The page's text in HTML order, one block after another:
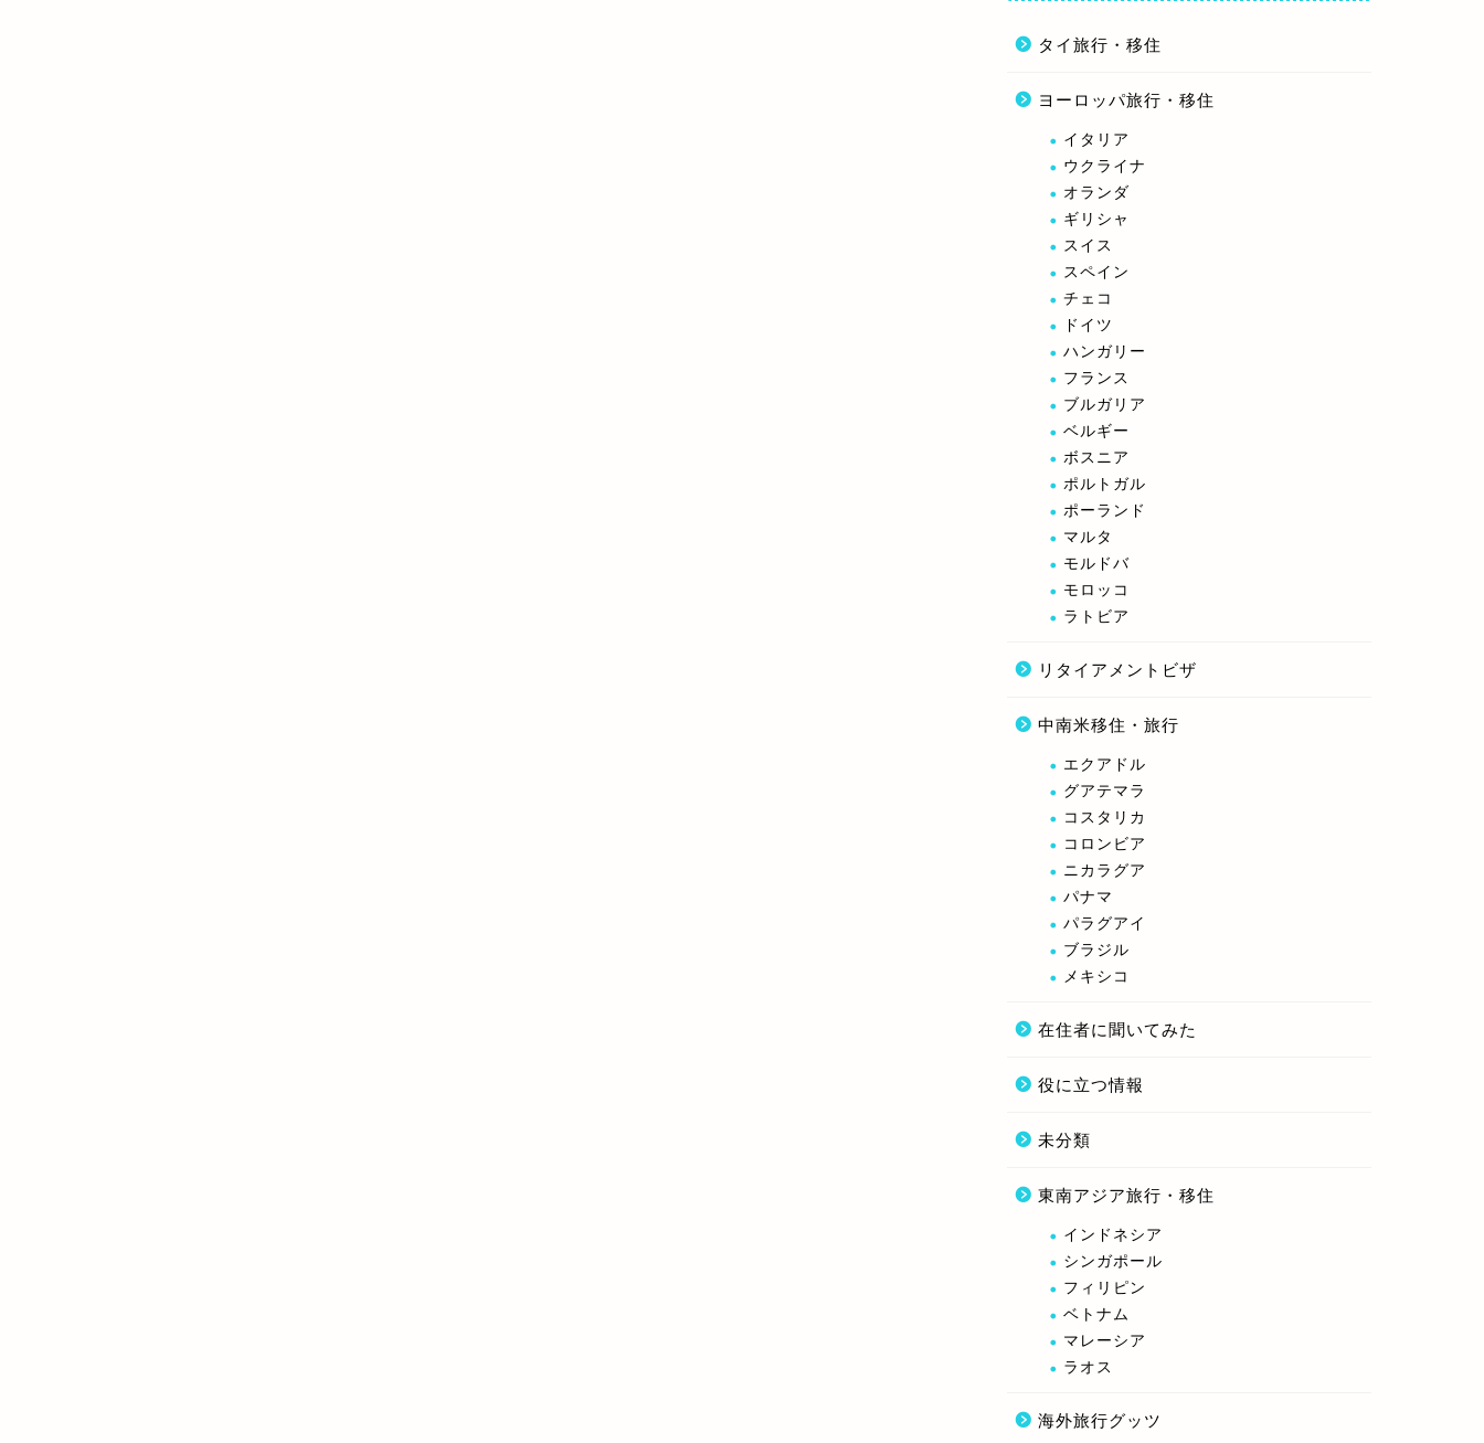
タイ旅行・移住
ヨーロッパ旅行・移住
イタリア
ウクライナ
オランダ
ギリシャ
スイス
スペイン
チェコ
ドイツ
ハンガリー
フランス
ブルガリア
ベルギー
ボスニア
ポルトガル
ポーランド
マルタ
モルドバ
モロッコ
ラトビア
リタイアメントビザ
中南米移住・旅行
エクアドル
グアテマラ
コスタリカ
コロンビア
ニカラグア
パナマ
パラグアイ
ブラジル
メキシコ
在住者に聞いてみた
役に立つ情報
未分類
東南アジア旅行・移住
インドネシア
シンガポール
フィリピン
ベトナム
マレーシア
ラオス
海外旅行グッツ